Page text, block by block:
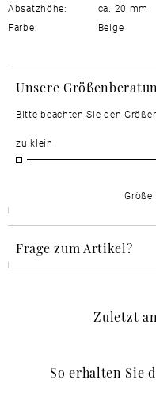
Absatzhöhe:
ca. 20 mm
Farbe:
Beige
Unsere
Bitte beachten Sie den
zu klein
Frage zum Artikel?
Zuletzt
So erhalten Sie